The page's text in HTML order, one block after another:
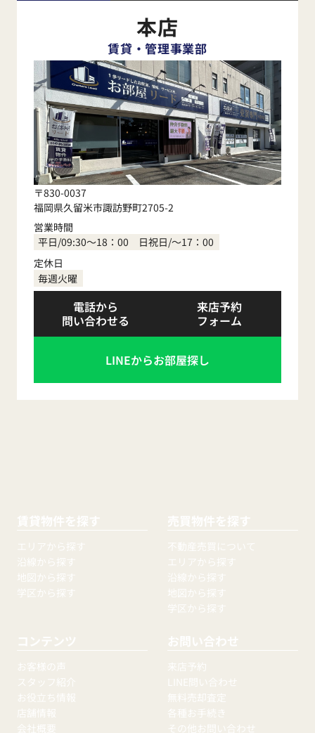
本店
賃貸・管理事業部
〒830-0037
福岡県久留米市諏訪野町2705-2
営業時間
平日/09:30～18：00 日祝日/～17：00
定休日
毎週火曜
電話から
問い合わせる
来店予約
フォーム
LINEからお部屋探し
賃貸物件を探す
エリアから探す
沿線から探す
地図から探す
学区から探す
売買物件を探す
不動産売買について
エリアから探す
沿線から探す
地図から探す
学区から探す
コンテンツ
お客様の声
スタッフ紹介
お役立ち情報
店舗情報
会社概要
お問い合わせ
来店予約
LINE問い合わせ
無料売却査定
各種お手続き
その他お問い合わせ